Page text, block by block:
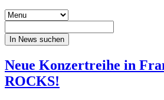
In News suchen
Neue Konzertreihe in
ROCKS!